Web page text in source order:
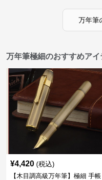
万年筆
万年筆極細のおすすめアイ
¥4,420 (税込)
【木目調高級万年筆】極細 手帳